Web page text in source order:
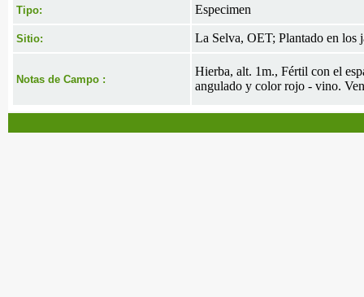
Tipo: Especimen
Sitio: La Selva, OET; Plantado en los
Notas de Campo :
Hierba, alt. 1m., Fértil con el
angulado y color rojo - vino.